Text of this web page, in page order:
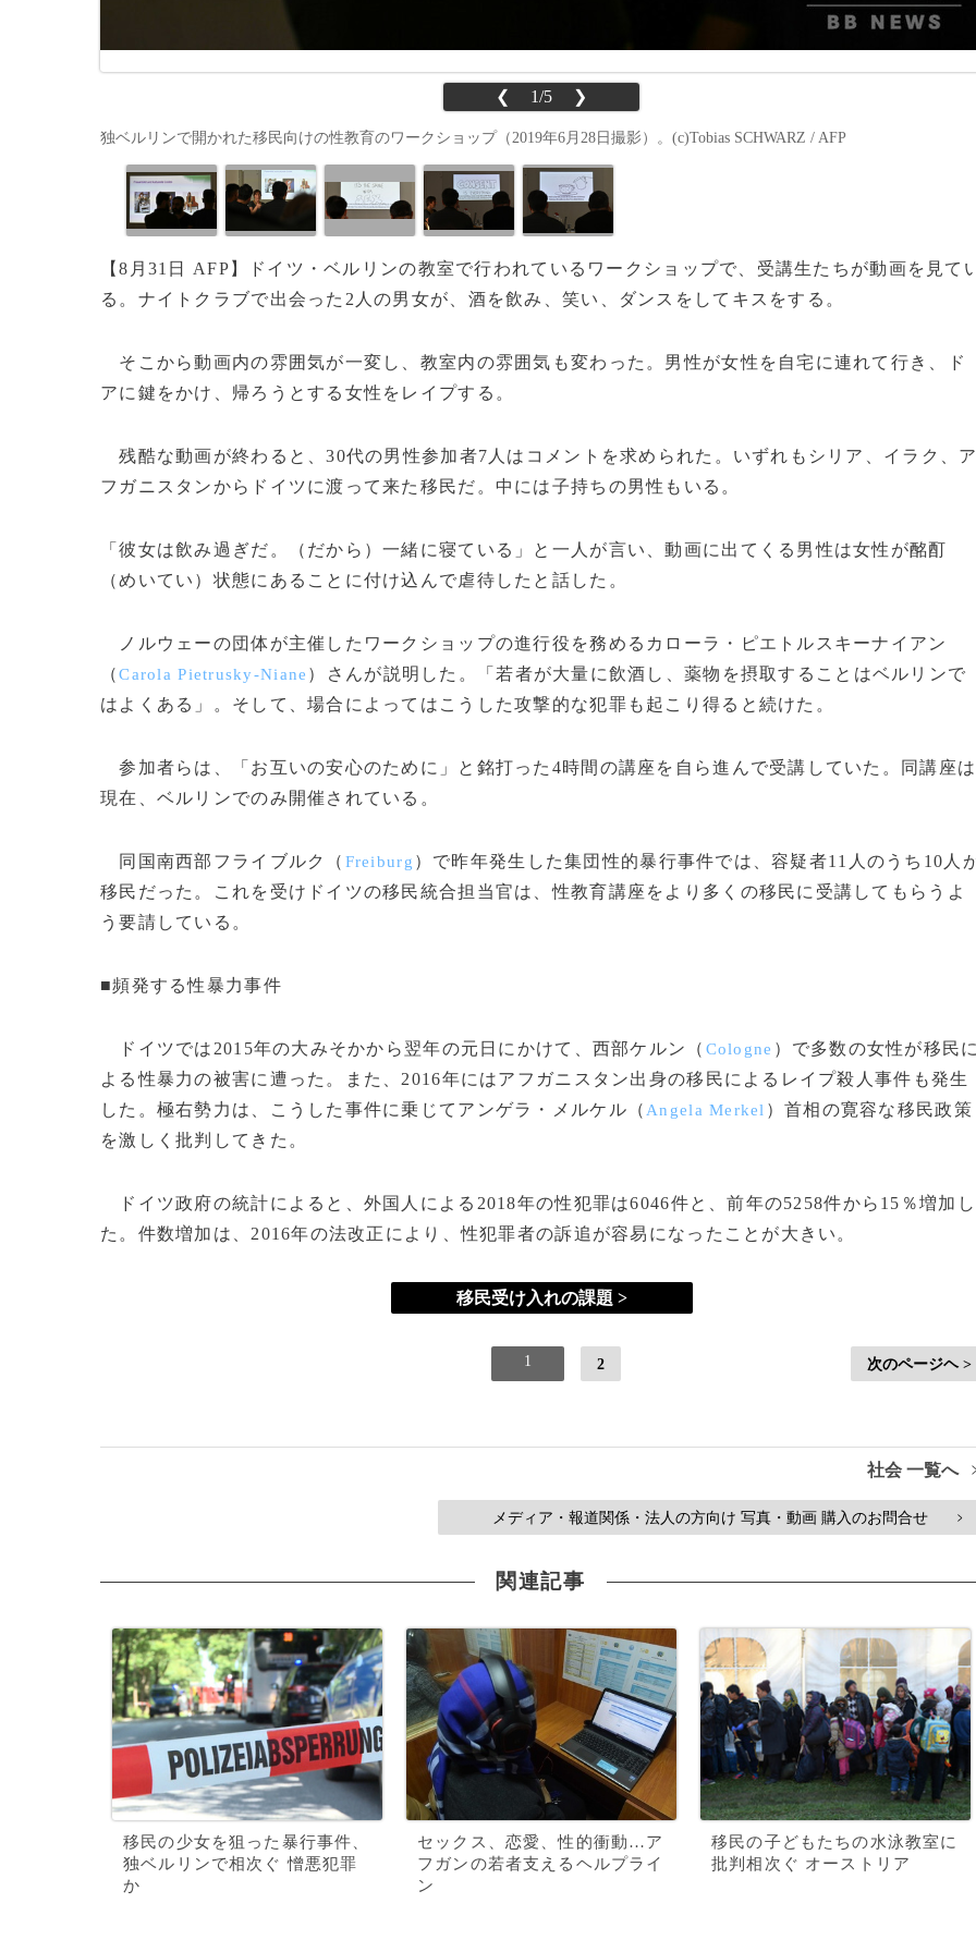
❮ 1/5 ❯
独ベルリンで開かれた移民向けの性教育のワークショップ（2019年6月28日撮影）。(c)Tobias SCHWARZ / AFP
【8月31日 AFP】ドイツ・ベルリンの教室で行われているワークショップで、受講生たちが動画を見て
る。ナイトクラブで出会った2人の男女が、酒を飲み、笑い、ダンスをしてキスをする。
そこから動画内の雰囲気が一変し、教室内の雰囲気も変わった。男性が女性を自宅に連れて行き、ド
アに鍵をかけ、帰ろうとする女性をレイプする。
残酷な動画が終わると、30代の男性参加者7人はコメントを求められた。いずれもシリア、イラク、
フガニスタンからドイツに渡って来た移民だ。中には子持ちの男性もいる。
「彼女は飲み過ぎだ。（だから）一緒に寝ている」と一人が言い、動画に出てくる男性は女性が酩酊
（めいてい）状態にあることに付け込んで虐待したと話した。
ノルウェーの団体が主催したワークショップの進行役を務めるカローラ・ピエトルスキーナイアン
（Carola Pietrusky-Niane ）さんが説明した。「若者が大量に飲酒し、薬物を摂取することはベルリンで
はよくある」。そして、場合によってはこうした攻撃的な犯罪も起こり得ると続けた。
参加者らは、「お互いの安心のために」と銘打った4時間の講座を自ら進んで受講していた。同講座は
現在、ベルリンでのみ開催されている。
同国南西部フライブルク（ Freiburg ）で昨年発生した集団性的暴行事件では、容疑者11人のうち10人
移民だった。これを受けドイツの移民統合担当官は、性教育講座をより多くの移民に受講してもらうよ
う要請している。
■頻発する性暴力事件
ドイツでは2015年の大みそかから翌年の元日にかけて、西部ケルン（ Cologne ）で多数の女性が移民
よる性暴力の被害に遭った。また、2016年にはアフガニスタン出身の移民によるレイプ殺人事件も発生
した。極右勢力は、こうした事件に乗じてアンゲラ・メルケル（ Angela Merkel ）首相の寛容な移民政策
を激しく批判してきた。
ドイツ政府の統計によると、外国人による2018年の性犯罪は6046件と、前年の5258件から15％増加し
た。件数増加は、2016年の法改正により、性犯罪者の訴追が容易になったことが大きい。
移民受け入れの課題 >
1 2 次のページヘ >
社会 一覧へ
メディア・報道関係・法人の方向け 写真・動画 購入のお問合せ >
関連記事
移民の少女を狙った暴行事件、
独ベルリンで相次ぐ 憎悪犯罪
か
セックス、恋愛、性的衝動…ア
フガンの若者支えるヘルプライ
ン
移民の子どもたちの水泳教室に
批判相次ぐ オーストリア